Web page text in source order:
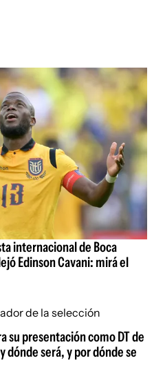
internacional de Boca
Edinson Cavani: mirá el
su presentación como DT de
dónde será, y por dónde se